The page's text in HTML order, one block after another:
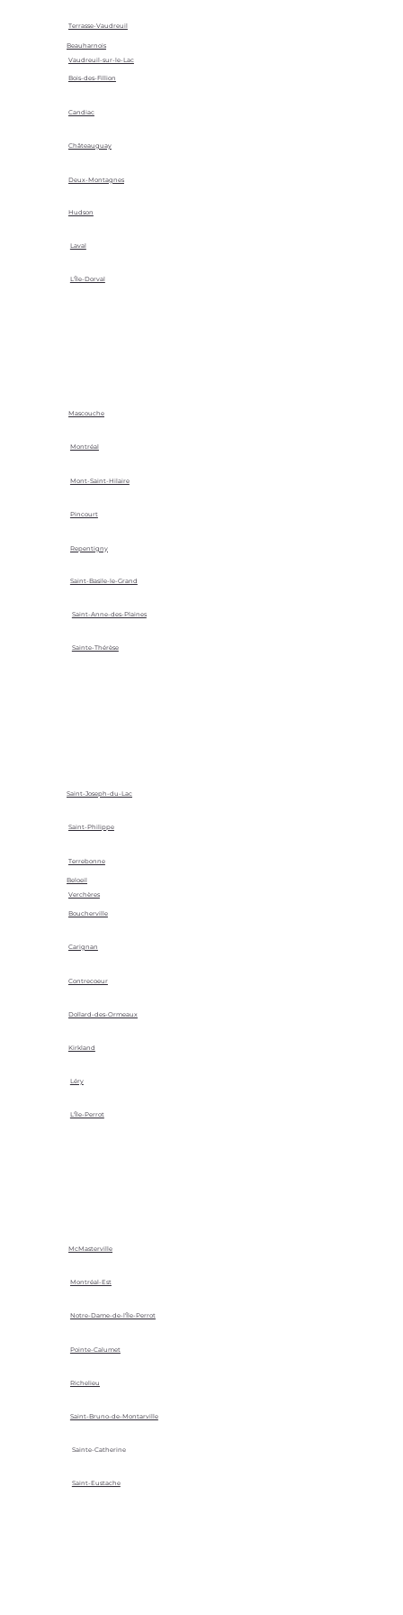
Terrasse-Vaudreuil
Vaudreuil-sur-le-Lac
Beauharnois
Bois-des-Fillion
Candiac
Châteauguay
Deux-Montagnes
Hudson
Laval
L'Île-Dorval
Mascouche
Montréal
Mont-Saint-Hilaire
Pincourt
Repentigny
Saint-Basile-le-Grand
Saint-Anne-des-Plaines
Sainte-Thérèse
Saint-Joseph-du-Lac
Saint-Philippe
Terrebonne
Verchères
Beloeil
Boucherville
Carignan
Contrecoeur
Dollard-des-Ormeaux
Kirkland
Léry
L'Île-Perrot
McMasterville
Montréal-Est
Notre-Dame-de-l'Île-Perrot
Pointe-Calumet
Richelieu
Saint-Bruno-de-Montarville
Sainte-Catherine
Saint-Eustache